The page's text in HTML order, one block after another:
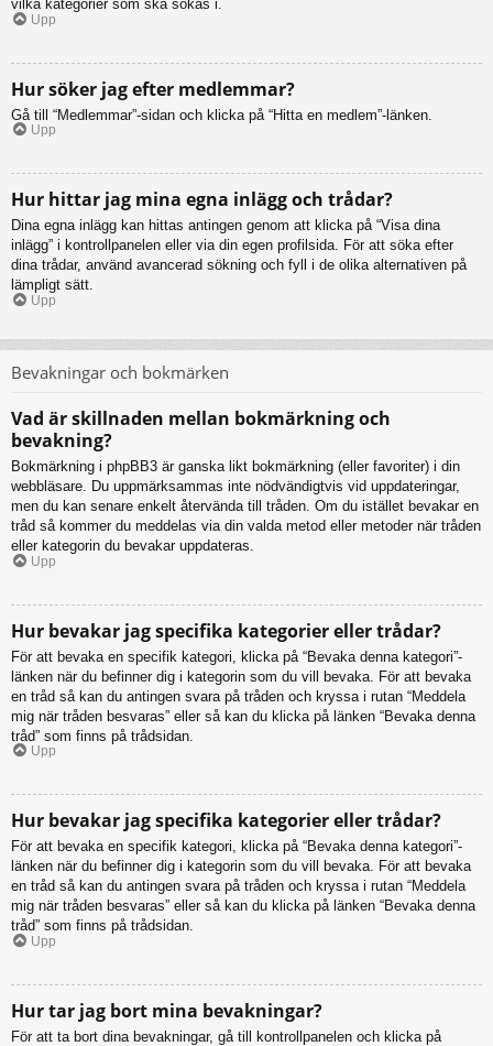
vilka kategorier som ska sökas i.
Upp
Hur söker jag efter medlemmar?
Gå till “Medlemmar”-sidan och klicka på “Hitta en medlem”-länken.
Upp
Hur hittar jag mina egna inlägg och trådar?
Dina egna inlägg kan hittas antingen genom att klicka på “Visa dina
inlägg” i kontrollpanelen eller via din egen profilsida. För att söka efter
dina trådar, använd avancerad sökning och fyll i de olika alternativen på
lämpligt sätt.
Upp
Bevakningar och bokmärken
Vad är skillnaden mellan bokmärkning och
bevakning?
Bokmärkning i phpBB3 är ganska likt bokmärkning (eller favoriter) i din
webbläsare. Du uppmärksammas inte nödvändigtvis vid uppdateringar,
men du kan senare enkelt återvända till tråden. Om du istället bevakar en
tråd så kommer du meddelas via din valda metod eller metoder när tråden
eller kategorin du bevakar uppdateras.
Upp
Hur bevakar jag specifika kategorier eller trådar?
För att bevaka en specifik kategori, klicka på “Bevaka denna kategori”-
länken när du befinner dig i kategorin som du vill bevaka. För att bevaka
en tråd så kan du antingen svara på tråden och kryssa i rutan “Meddela
mig när tråden besvaras” eller så kan du klicka på länken “Bevaka denna
tråd” som finns på trådsidan.
Upp
Hur bevakar jag specifika kategorier eller trådar?
För att bevaka en specifik kategori, klicka på “Bevaka denna kategori”-
länken när du befinner dig i kategorin som du vill bevaka. För att bevaka
en tråd så kan du antingen svara på tråden och kryssa i rutan “Meddela
mig när tråden besvaras” eller så kan du klicka på länken “Bevaka denna
tråd” som finns på trådsidan.
Upp
Hur tar jag bort mina bevakningar?
För att ta bort dina bevakningar, gå till kontrollpanelen och klicka på